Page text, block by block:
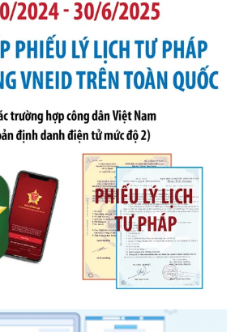
trong lĩnh vực kho bạc nhà nước
2026
NĐ-CP
2026/NĐ-CP của Chính phủ: Sửa
của Nghị định số 125/2020/NĐ-СР
về thuế, hóa đơn được sửa đổi, bổ
102/2021/NĐ-CP
UBND
bố Danh mục thủ tục hành chính mới
đổi, bổ sung, bị bãi bỏ và phê duyệt
trình điện tử giải quyết thủ tục hành
vực thuộc phạm vi chức năng quản
tha
bố Danh mục thủ tục hành chính